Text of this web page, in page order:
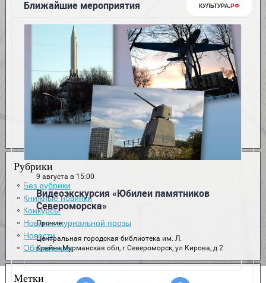
Рубрики
Без рубрики
Книжные новинки
Конкурсы
Новинки журнальной прозы
Новости
Объявления
Метки